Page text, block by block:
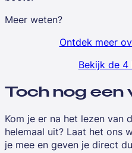
Meer weten?
Ontdek meer
Bekijk de 4
Toch nog een
Kom je er na het lezen van
helemaal uit? Laat het ons
je mee en geven je direct